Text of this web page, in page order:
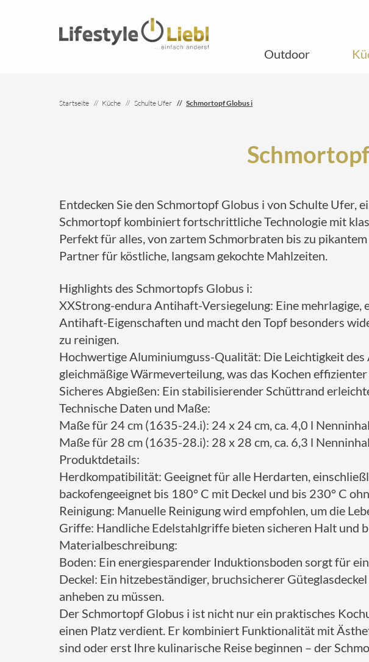
Outdoor
Startseite Küche Schulte Ufer Schmortopf Globus i
Entdecken Sie den Schmortopf Globus i von Schulte Ufer,
Schmortopf kombiniert fortschrittliche Technologie mit
Perfekt für alles, von zartem Schmorbraten bis zu
Partner für köstliche, langsam gekochte Mahlzeiten.
Highlights des Schmortopfs Globus i:
XXStrong-endura Antihaft-Versiegelung: Eine
Antihaft-Eigenschaften und macht den Topf besonders
zu reinigen.
Hochwertige Aluminiumguss-Qualität: Die Leichtigkeit
gleichmäßige Wärmeverteilung, was das Kochen
Sicheres Abgießen: Ein stabilisierender Schüttrand
Technische Daten und Maße:
Maße für 24 cm (1635-24.i): 24 x 24 cm, ca. 4,0 l
Maße für 28 cm (1635-28.i): 28 x 28 cm, ca. 6,3 l
Produktdetails:
Herdkompatibilität: Geeignet für alle Herdarten,
backofengeeignet bis 180° C mit Deckel und bis 230° C
Reinigung: Manuelle Reinigung wird empfohlen, um die
Griffe: Handliche Edelstahlgriffe bieten sicheren Halt und
Materialbeschreibung:
Boden: Ein energiesparender Induktionsboden sorgt für
Deckel: Ein hitzebeständiger, bruchsicherer
anheben zu müssen.
Der Schmortopf Globus i ist nicht nur ein praktisches
einen Platz verdient. Er kombiniert Funktionalität mit
sind oder erst Ihre kulinarische Reise beginnen – der